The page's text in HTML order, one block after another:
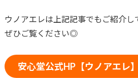
ウノアエレは上記記事でもご紹介し
ぜひご覧ください◎
安心堂公式HP【ウノアエレ